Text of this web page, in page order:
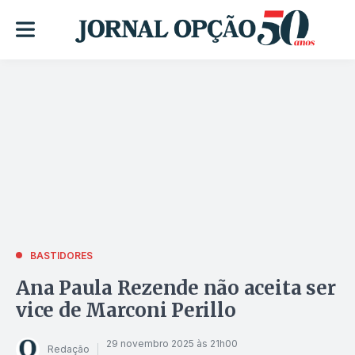
BASTIDORES
Ana Paula Rezende não aceita ser
vice de Marconi Perillo
Redação 29 novembro 2025 às 21h00